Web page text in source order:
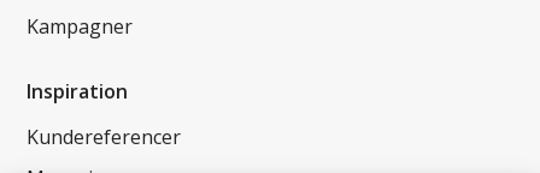
Kampagner
Inspiration
Kundereferencer